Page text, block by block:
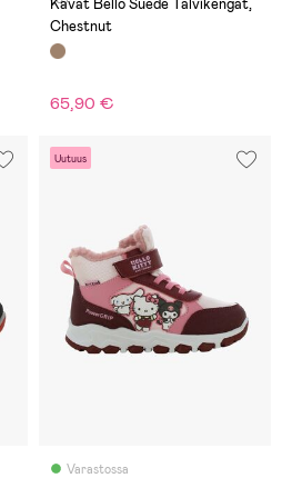
Kavat Bellö Suede Talvikengät,
Chestnut
65,90 €
Uutuus
Varastossa